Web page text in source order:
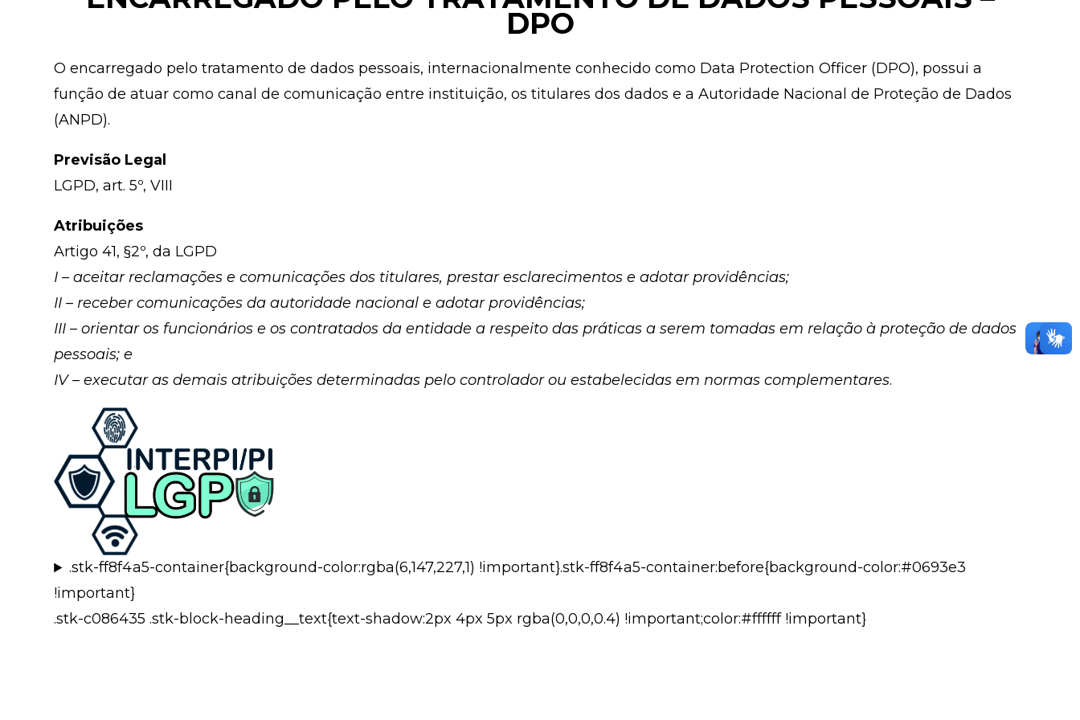
DPO
O encarregado pelo tratamento de dados pessoais, internacionalmente conhecido como Data Protection Officer (DPO), possui a
função de atuar como canal de comunicação entre instituição, os titulares dos dados e a Autoridade Nacional de Proteção de Dados
(ANPD).
Previsão Legal
LGPD, art. 5º, VIII
Atribuições
Artigo 41, §2º, da LGPD
I – aceitar reclamações e comunicações dos titulares, prestar esclarecimentos e adotar providências;
II – receber comunicações da autoridade nacional e adotar providências;
III – orientar os funcionários e os contratados da entidade a respeito das práticas a serem tomadas em relação à proteção de dados
pessoais; e
IV – executar as demais atribuições determinadas pelo controlador ou estabelecidas em normas complementares.
.stk-ff8f4a5-container{background-color:rgba(6,147,227,1) !important}.stk-ff8f4a5-container:before{background-color:#0693e3
!important}
.stk-c086435 .stk-block-heading__text{text-shadow:2px 4px 5px rgba(0,0,0,0.4) !important;color:#ffffff !important}